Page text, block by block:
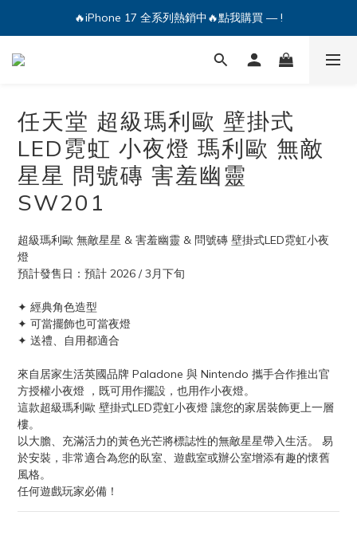
🔥iPhone 17 全系列熱銷中🔥點我購買 — !
🔥iPhone 17 全系列熱銷中🔥點我購買 — !
💕加入Q哥 Line 新好友領優惠券！🎫
任天堂 超級瑪利歐 壁掛式
LED霓虹 小夜燈 瑪利歐 無敵
星星 問號磚 害羞幽靈
SW201
超級瑪利歐 無敵星星 & 害羞幽靈 & 問號磚 壁掛式LED霓虹小夜
燈
預計發售日：預計 2026 / 3月下旬
✦ 經典角色造型
✦ 可當擺飾也可當夜燈
✦ 送禮、自用都適合
來自居家生活英國品牌 Paladone 與 Nintendo 攜手合作推出官
方授權小夜燈 ，既可用作擺設，也用作小夜燈。
這款超級瑪利歐 壁掛式LED霓虹小夜燈 讓您的家居裝飾更上一層
樓。
以大膽、充滿活力的黃色光芒將標誌性的無敵星星帶入生活。 易
於安裝，非常適合為您的臥室、遊戲室或辦公室增添有趣的懷舊
風格。
任何遊戲玩家必備！